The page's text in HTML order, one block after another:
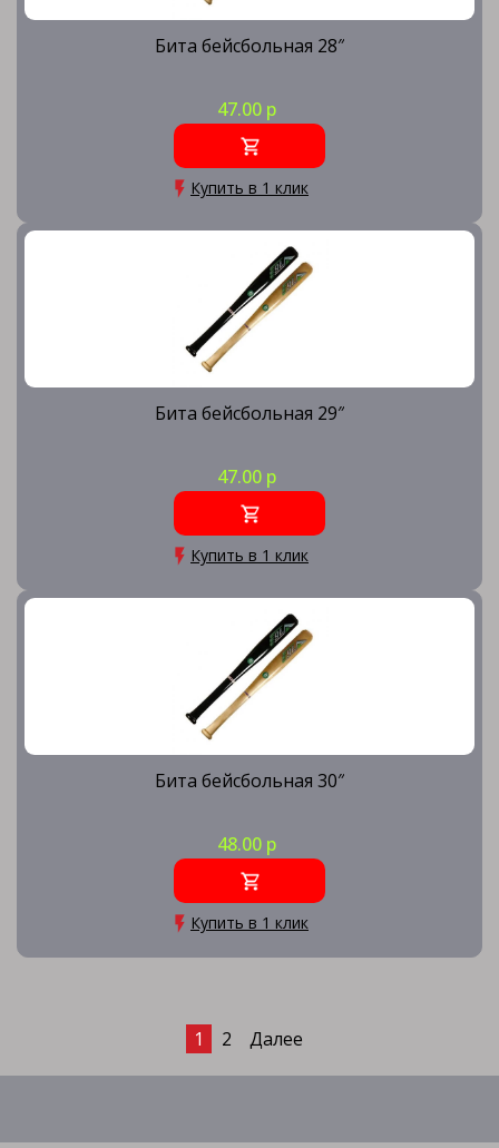
Бита бейсбольная 28″
47.00 р
Купить в 1 клик
Бита бейсбольная 29″
47.00 р
Купить в 1 клик
Бита бейсбольная 30″
48.00 р
Купить в 1 клик
1 2 Далее